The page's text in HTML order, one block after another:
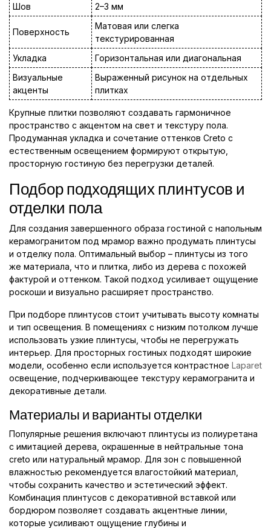
Шов
2–3 мм
Поверхность
Матовая или слегка
текстурированная
Укладка
Горизонтальная или диагональная
Визуальные
акценты
Выраженный рисунок на отдельных
плитках
Крупные плитки позволяют создавать гармоничное
пространство с акцентом на свет и текстуру пола.
Продуманная укладка и сочетание оттенков Creto с
естественным освещением формируют открытую,
просторную гостиную без перегрузки деталей.
Подбор подходящих плинтусов и
отделки пола
Для создания завершенного образа гостиной с напольным
керамогранитом под мрамор важно продумать плинтусы
и отделку пола. Оптимальный выбор – плинтусы из того
же материала, что и плитка, либо из дерева с похожей
фактурой и оттенком. Такой подход усиливает ощущение
роскоши и визуально расширяет пространство.
При подборе плинтусов стоит учитывать высоту комнаты
и тип освещения. В помещениях с низким потолком лучше
использовать узкие плинтусы, чтобы не перегружать
интерьер. Для просторных гостиных подходят широкие
модели, особенно если используется контрастное Laparet
освещение, подчеркивающее текстуру керамогранита и
декоративные детали.
Материалы и варианты отделки
Популярные решения включают плинтусы из полиуретана
с имитацией дерева, окрашенные в нейтральные тона
creto или натуральный мрамор. Для зон с повышенной
влажностью рекомендуется влагостойкий материал,
чтобы сохранить качество и эстетический эффект.
Комбинация плинтусов с декоративной вставкой или
бордюром позволяет создавать акцентные линии,
которые усиливают ощущение глубины и